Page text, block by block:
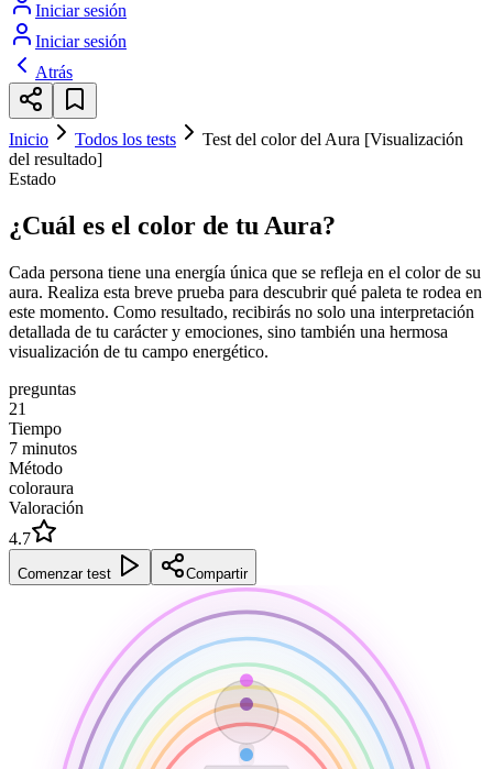
Iniciar sesión
Iniciar sesión
Atrás
Inicio Todos los tests
Test del color del Aura [Visualización
del resultado]
Estado
¿Cuál es el color de tu Aura?
Cada persona tiene una energía única que se refleja en el color de su
aura. Realiza esta breve prueba para descubrir qué paleta te rodea en
este momento. Como resultado, recibirás no solo una interpretación
detallada de tu carácter y emociones, sino también una hermosa
visualización de tu campo energético.
preguntas
21
Tiempo
7 minutos
Método
coloraura
Valoración
4.7
Comenzar test Compartir